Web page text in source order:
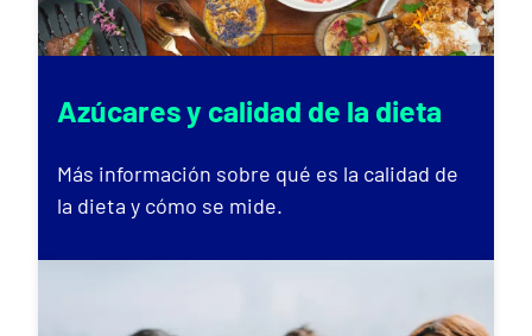
Azúcares y calidad de la dieta
Más información sobre qué es la calidad de
la dieta y cómo se mide.